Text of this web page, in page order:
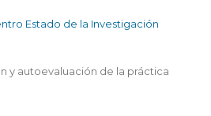
Estado de la Investigación
y autoevaluación de la práctica